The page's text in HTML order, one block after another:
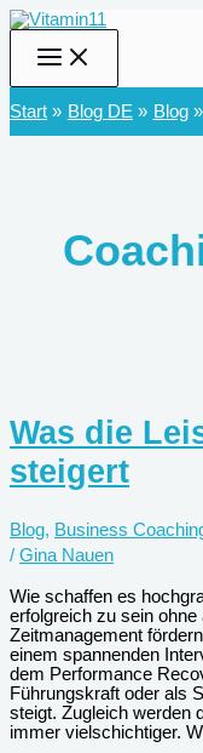
Zum
Inhalt
springen
Start Blog DE Blog
Was die
steigert
Blog, Business
/ Gina Nauen
Wie schaffen es
erfolgreich zu sein
Zeitmanagement
einem spannenden
dem Performance
Führungskraft oder als
steigt. Zugleich werden
immer vielschichtiger.